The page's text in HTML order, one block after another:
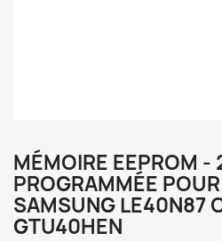
MÉMOIRE EEPROM -
PROGRAMMÉE
SAMSUNG LE40N87
GTU40HEN